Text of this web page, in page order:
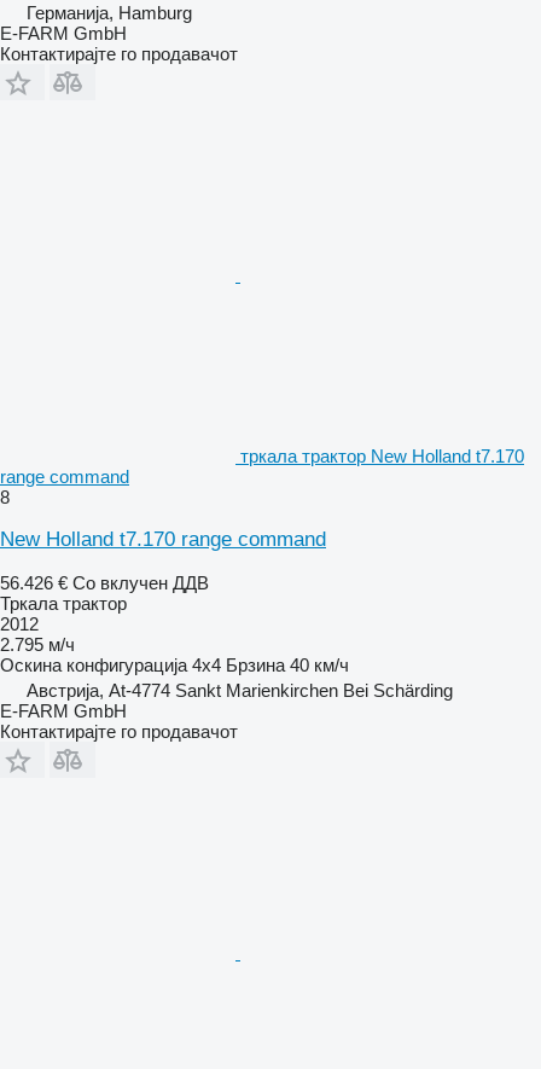
Германија, Hamburg
E-FARM GmbH
Контактирајте го продавачот
тркала трактор New Holland t7.170
range command
8
New Holland t7.170 range command
56.426 € Со вклучен ДДВ
Тркала трактор
2012
2.795 м/ч
Оскина конфигурација 4x4 Брзина 40 км/ч
Австрија, At-4774 Sankt Marienkirchen Bei Schärding
E-FARM GmbH
Контактирајте го продавачот